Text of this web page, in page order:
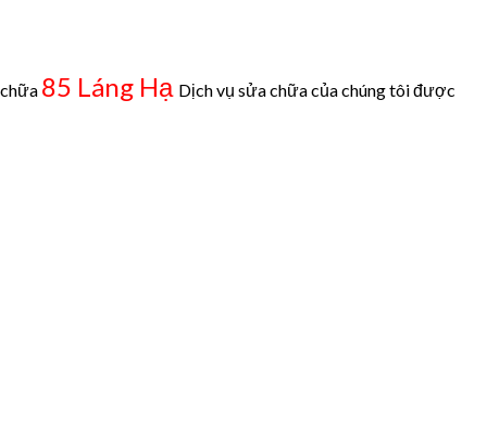
85 Láng Hạ Dịch vụ sửa chữa của chúng tôi được